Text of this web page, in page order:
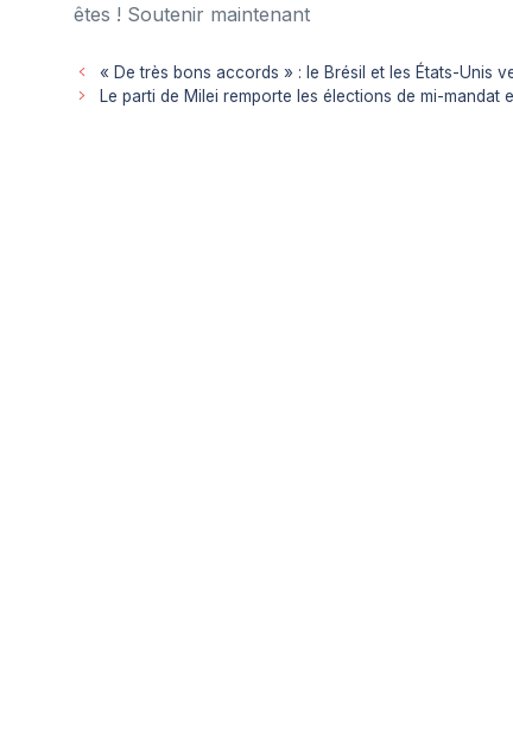
êtes ! Soutenir maintenant
« De très bons accords » : le Brésil et les États-Unis
Le parti de Milei remporte les élections de mi-mandat